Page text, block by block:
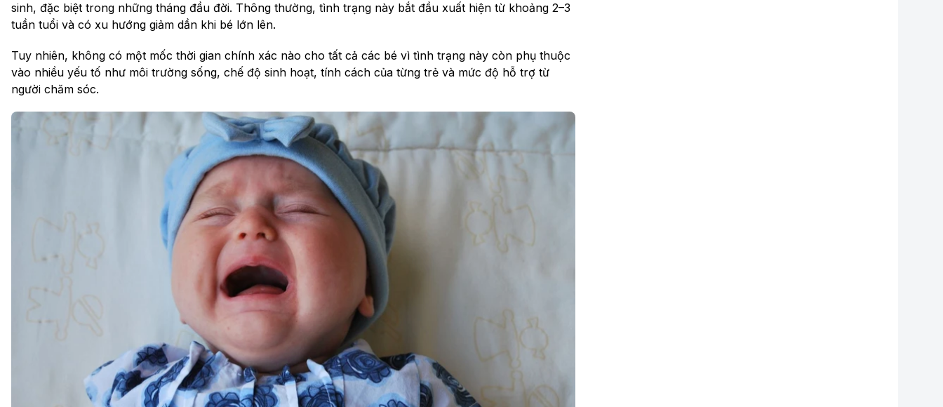
sinh, đặc biệt trong những tháng đầu đời. Thông thường, tình trạng này bắt đầu xuất hiện từ khoảng 2–3
tuần tuổi và có xu hướng giảm dần khi bé lớn lên.
Tuy nhiên, không có một mốc thời gian chính xác nào cho tất cả các bé vì tình trạng này còn phụ thuộc
vào nhiều yếu tố như môi trường sống, chế độ sinh hoạt, tính cách của từng trẻ và mức độ hỗ trợ từ
người chăm sóc.